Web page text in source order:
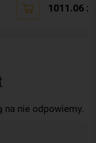
Dotyk:
1011.06 zł
na nie odpowiemy.